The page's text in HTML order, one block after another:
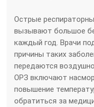
Острые
вызывают большое
каждый год. Врачи
причины таких
передаются
ОРЗ включают
повышение
обратиться за